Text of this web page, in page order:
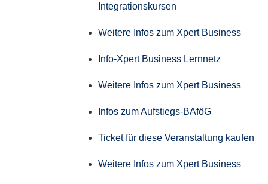
Integrationskursen
Weitere Infos zum Xpert Business
Info-Xpert Business Lernnetz
Weitere Infos zum Xpert Business
Infos zum Aufstiegs-BAföG
Ticket für diese Veranstaltung kaufen
Weitere Infos zum Xpert Business